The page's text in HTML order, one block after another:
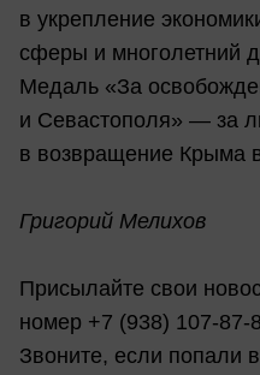
в укрепление
сферы и многолетний
Медаль «За
и Севастополя» — за
в возвращение Крыма
Григорий Мелихов
Присылайте свои
номер +7 (938) 107-87-
Звоните, если попали